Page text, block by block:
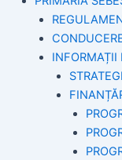
INFORMAȚII